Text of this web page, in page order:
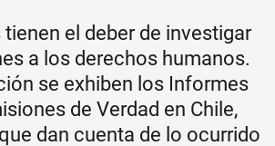
el deber de investigar
a los derechos humanos.
se exhiben los Informes
de Verdad en Chile,
dan cuenta de lo ocurrido